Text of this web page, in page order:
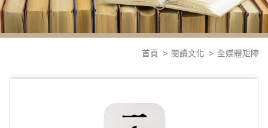
首頁 閱讀文化 全媒體矩陣